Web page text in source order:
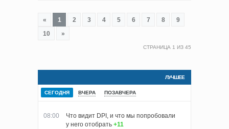
« 1 2 3 4 5 6 7 8
9
10
»
СТРАНИЦА 1 ИЗ 45
ЛУЧШЕЕ
СЕГОДНЯ ВЧЕРА ПОЗАВЧЕРА
08:00
Что видит DPI, и что мы попробовали
у него отобрать +11